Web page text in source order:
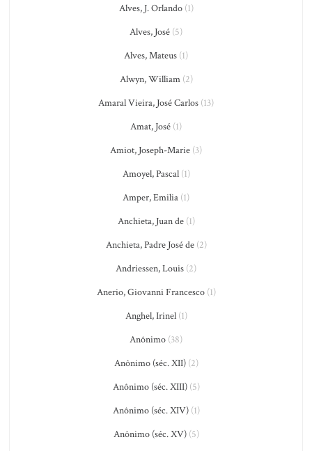
Alves, J. Orlando(1)
Alves, José (5)
Alves, Mateus (1)
Alwyn, William(2)
Amaral Vieira, José Carlos (13)
Amat, José (1)
Amiot, Joseph-Marie (3)
Amoyel, Pascal(1)
Amper, Emilia (1)
Anchieta, Juan de(1)
Anchieta, Padre José de(2)
Andriessen, Louis (2)
Anerio, Giovanni Francesco(1)
Anghel, Irinel(1)
Anônimo (38)
Anônimo (séc. XII)(2)
Anônimo (séc. XIII)(5)
Anônimo (séc. XIV)(1)
Anônimo (séc. XV)(5)